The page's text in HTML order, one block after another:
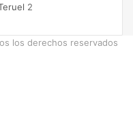
2
los derechos reservados